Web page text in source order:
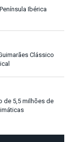
Ibérica
Clássico
de 5,5 milhões de